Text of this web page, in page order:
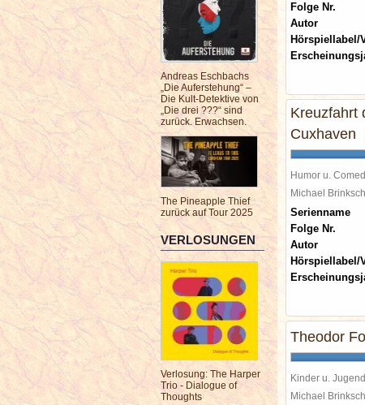
Andreas Eschbachs
„Die Auferstehung“ –
Die Kult-Detektive von
„Die drei ???“ sind
zurück. Erwachsen.
The Pineapple Thief
zurück auf Tour 2025
VERLOSUNGEN
Verlosung: The Harper
Trio - Dialogue of
Thoughts
Folge Nr.
Autor
Hörspiellabel/
Kreuzfahrt
Cuxhaven
Humor u.
Michael
Serienname
Folge Nr.
Autor
Hörspiellabel/
Theodor
Kinder u. Jugend
Michael